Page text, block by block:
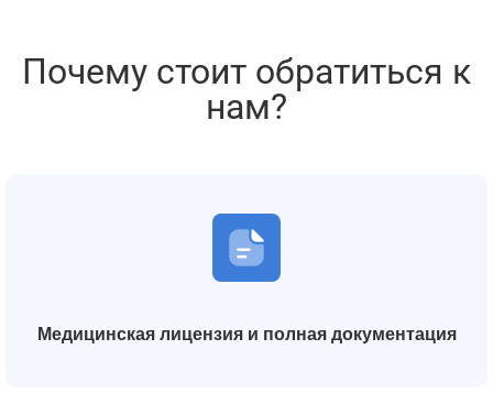
Почему стоит обратиться к
нам?
Медицинская лицензия и полная документация